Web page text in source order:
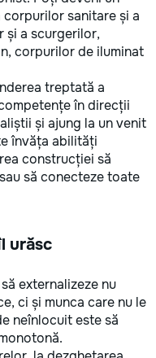
sanitare și a
și a scurgerilor,
corpurilor de iluminat
treptată a
în direcții
și ajung la un venit
învăța abilități
construcției să
să conecteze toate
urăsc
externalizeze nu
ci și munca care nu le
neînlocuit este să